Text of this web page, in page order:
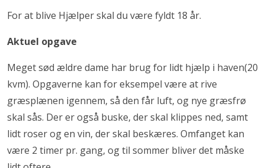
For at blive Hjælper skal du være fyldt 18 år.
Aktuel opgave
Meget sød ældre dame har brug for lidt hjælp i haven(20
kvm). Opgaverne kan for eksempel være at rive
græsplænen igennem, så den får luft, og nye græsfrø
skal sås. Der er også buske, der skal klippes ned, samt
lidt roser og en vin, der skal beskæres. Omfanget kan
være 2 timer pr. gang, og til sommer bliver det måske